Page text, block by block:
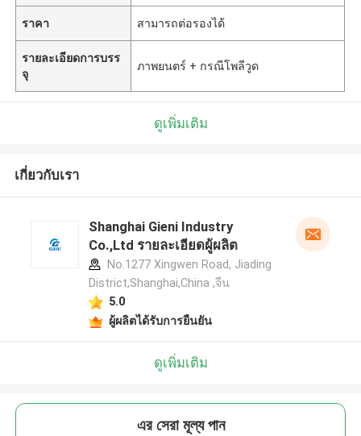
ฝากข้อความ
ราคา สามารถต่อรองได้
รายละเอียดการบรร
จุ
ภาพยนตร์ + กรณีโพลีวูด
ดูเพิ่มเติม
เกี่ยวกับเรา
Shanghai Gieni Industry
Co.,Ltd รายละเอียดผู้ผลิต
No.1277 Xingwen Road, Jiading
District,Shanghai,China ,จีน
5.0
ผู้ผลิตได้รับการยืนยัน
ดูเพิ่มเติม
এর সেরা মূল্য পান